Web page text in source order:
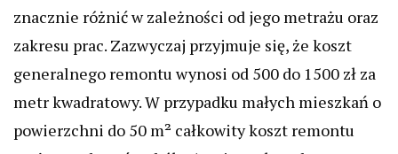
znacznie różnić w zależności od jego metrażu oraz
zakresu prac. Zazwyczaj przyjmuje się, że koszt
generalnego remontu wynosi od 500 do 1500 zł za
metr kwadratowy. W przypadku małych mieszkań o
powierzchni do 50 m² całkowity koszt remontu